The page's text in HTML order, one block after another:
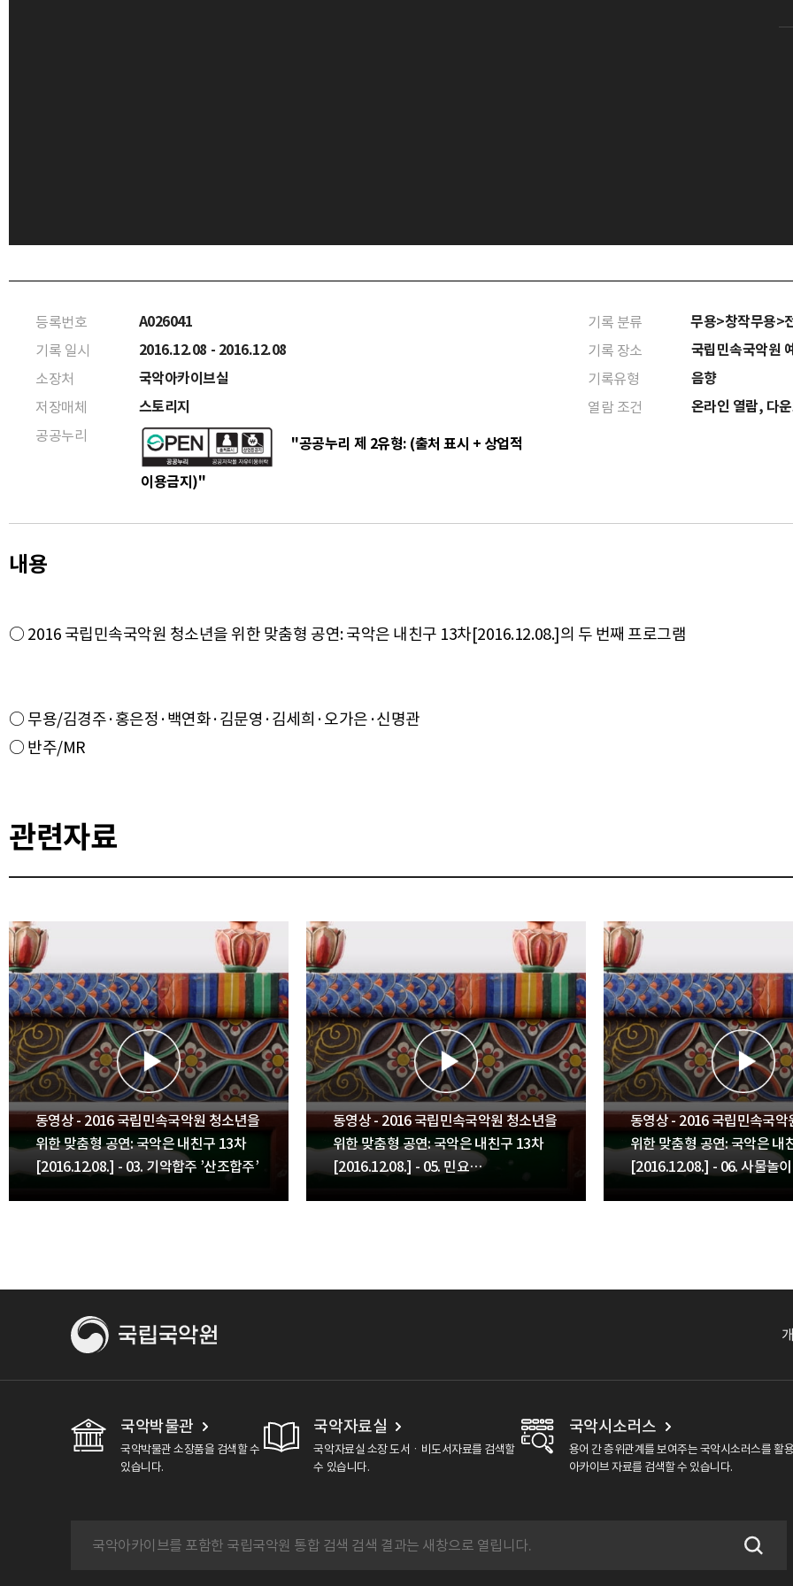
등록번호 A026041 기록 분류 무용>창작무용>
기록 일시 2016.12.08 - 2016.12.08 기록 장소 국립민속국악원
소장처 국악아카이브실 기록유형 음향
저장매체 스토리지 열람 조건 온라인 열람, 다
공공누리 "공공누리 제 2유형: (출처 표시 + 상업적
이용금지)"
내용
○ 무용/김경주·홍은정·백연화·김문영·김세희·오가은·신명관
관련자료
동영상 - 2016 국립민속국악원 청소년을
위한 맞춤형 공연: 국악은 내친구 13차
[2016.12.08.] - 03. 기악합주 ’산조합주’
동영상 - 2016 국립민속국악원 청소년을
위한 맞춤형 공연: 국악은 내친구 13차
[2016.12.08.] - 05. 민요
동영상 - 2016 국립민속국악
위한 맞춤형 공연: 국악은 내
[2016.12.08.] - 06. 사물놀
국악박물관
국악박물관 소장품을 검색할 수
있습니다.
국악자료실
국악자료실 소장 도서ㆍ비도서자료를 검색할
수 있습니다.
국악시소러스
용어 간 층위관계를 보여주는 국악시소러스를 활
아카이브 자료를 검색할 수 있습니다.